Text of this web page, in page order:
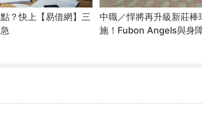
？快上【易借網】三
中職／悍將再升級新莊棒
施！Fubon Angels與身